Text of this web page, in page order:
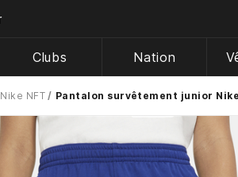
Clubs Nation
Nike NFT Pantalon survêtement junior